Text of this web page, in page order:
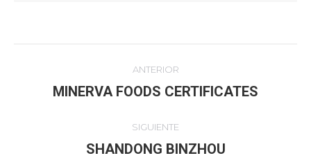
entre
publicaciones
ANTERIOR
Publicación
MINERVA FOODS CERTIFICATES
SIGUIENTE
Publicación
SHANDONG BINZHOU